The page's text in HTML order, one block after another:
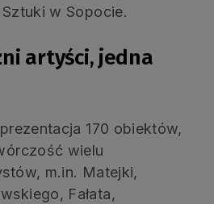
w Sopocie.
artyści, jedna
170 obiektów,
wielu
m.in. Matejki,
Fałata,